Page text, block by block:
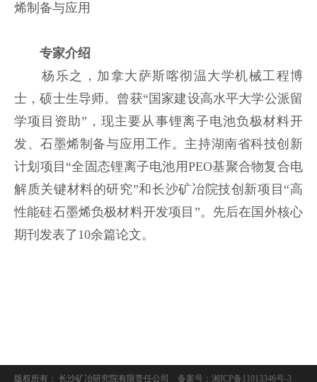
烯制备与应用
专家介绍
杨乐之，加拿大萨斯喀彻温大学机械工程博
士，硕士生导师。曾获“国家建设高水平大学公派留
学项目资助”，现主要从事锂离子电池负极材料开
发、石墨烯制备与应用工作。主持湖南省科技创新
计划项目“全固态锂离子电池用PEO基聚合物复合电
解质关键材料的研究”和长沙矿冶院技创新项目“高
性能硅石墨烯负极材料开发项目”。先后在国外核心
期刊发表了10余篇论文。
版权所有： 长沙矿冶研究院有限责任公司 备案号：湘ICP备11013346号-3